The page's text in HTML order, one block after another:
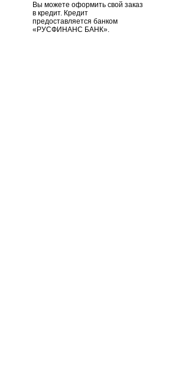
Вы можете оформить свой заказ
в кредит. Кредит
предоставляется банком
«РУСФИНАНС БАНК».